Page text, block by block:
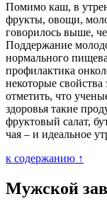
Помимо каш, в
фрукты, овощи,
говорилось выше,
Поддержание
нормального
профилактика
некоторые
отметить, что
здоровья такие
фруктовый салат,
чая – и идеальное
к содержанию ↑
Мужской